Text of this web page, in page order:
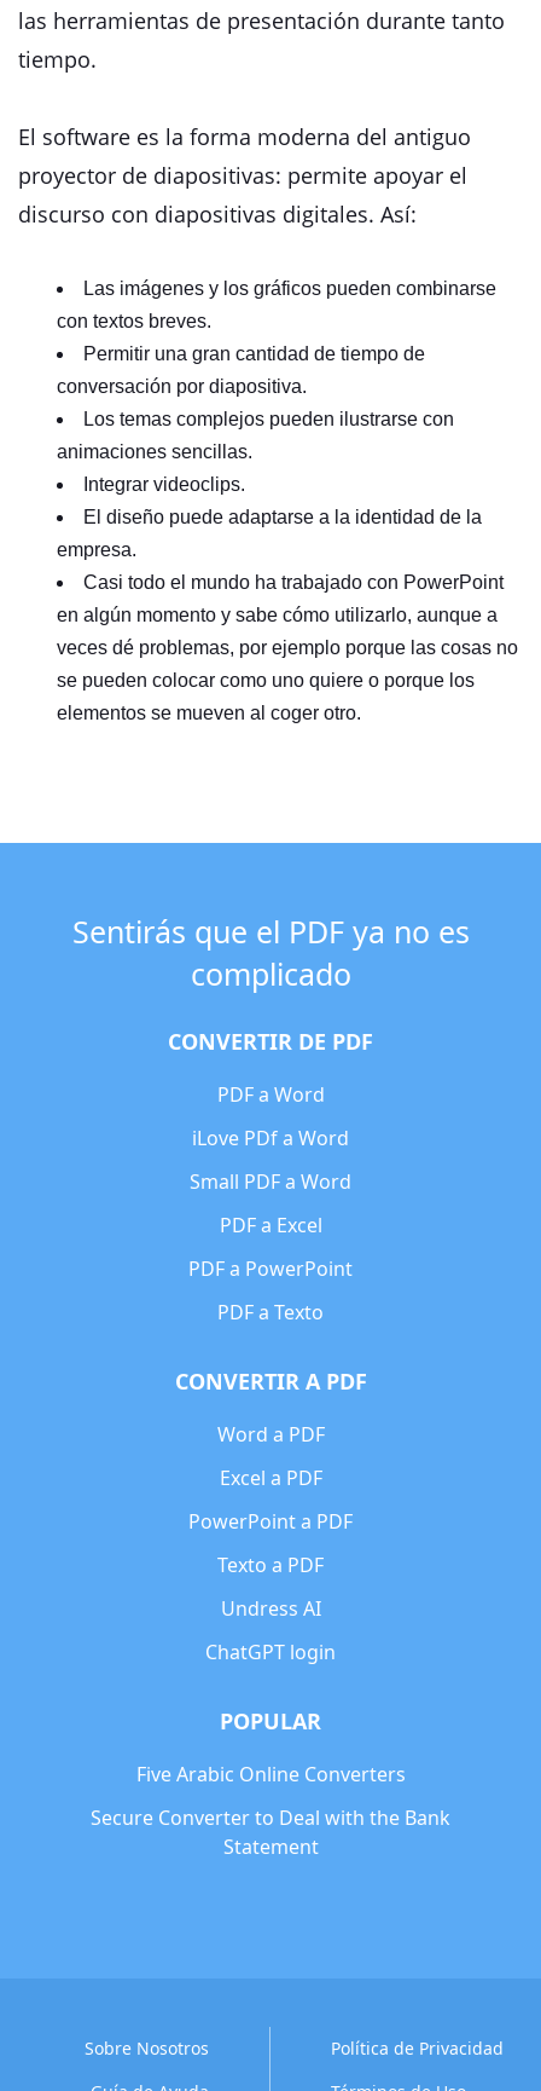
las herramientas de presentación durante tanto
tiempo.
El software es la forma moderna del antiguo
proyector de diapositivas: permite apoyar el
discurso con diapositivas digitales. Así:
Las imágenes y los gráficos pueden combinarse
con textos breves.
Permitir una gran cantidad de tiempo de
conversación por diapositiva.
Los temas complejos pueden ilustrarse con
animaciones sencillas.
Integrar videoclips.
El diseño puede adaptarse a la identidad de la
empresa.
Casi todo el mundo ha trabajado con PowerPoint
en algún momento y sabe cómo utilizarlo, aunque a
veces dé problemas, por ejemplo porque las cosas no
se pueden colocar como uno quiere o porque los
elementos se mueven al coger otro.
Sentirás que el PDF ya no es
complicado
CONVERTIR DE PDF
PDF a Word
iLove PDf a Word
Small PDF a Word
PDF a Excel
PDF a PowerPoint
PDF a Texto
CONVERTIR A PDF
Word a PDF
Excel a PDF
PowerPoint a PDF
Texto a PDF
Undress AI
ChatGPT login
POPULAR
Five Arabic Online Converters
Secure Converter to Deal with the Bank
Statement
Sobre Nosotros
Política de Privacidad